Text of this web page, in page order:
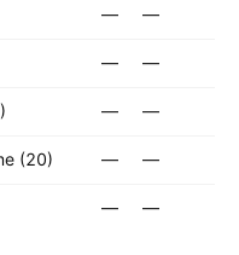
— —
— —
— —
(20) — —
— —